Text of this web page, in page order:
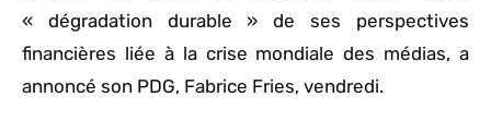
« dégradation durable » de ses perspectives
financières liée à la crise mondiale des médias, a
annoncé son PDG, Fabrice Fries, vendredi.